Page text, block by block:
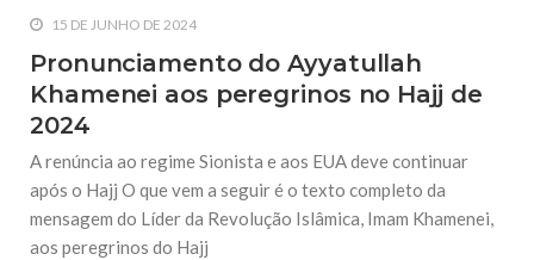
15 DE JUNHO DE 2024
Pronunciamento do Ayyatullah
Khamenei aos peregrinos no Hajj de
2024
A renúncia ao regime Sionista e aos EUA deve continuar
após o Hajj O que vem a seguir é o texto completo da
mensagem do Líder da Revolução Islâmica, Imam Khamenei,
aos peregrinos do Hajj